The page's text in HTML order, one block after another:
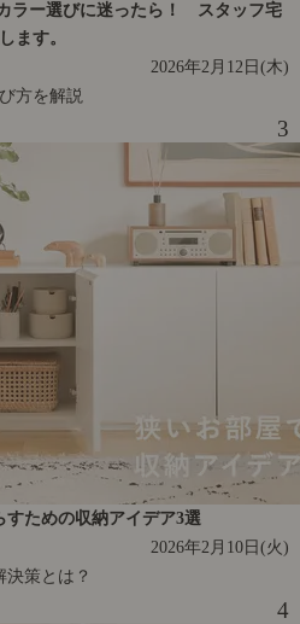
ラー選びに迷ったら！ スタッフ宅
ます。
2026年2月12日(木)
方を解説
3
ための収納アイデア3選
2026年2月10日(火)
策とは？
4